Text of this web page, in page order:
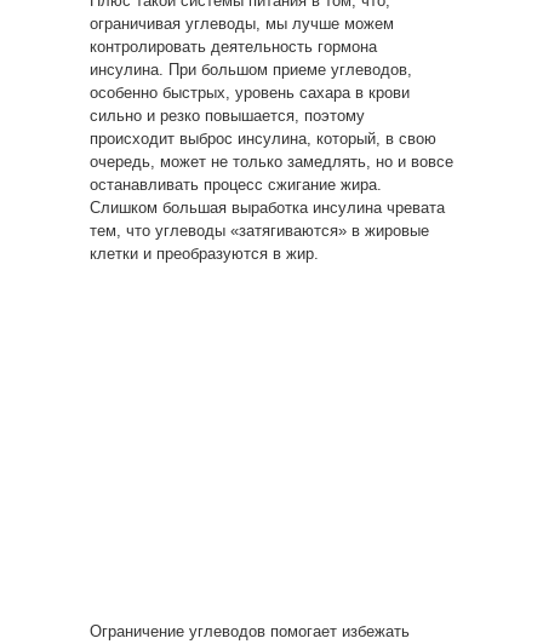
ограничивая углеводы, мы лучше можем
контролировать деятельность гормона
инсулина. При большом приеме углеводов,
особенно быстрых, уровень сахара в крови
сильно и резко повышается, поэтому
происходит выброс инсулина, который, в свою
очередь, может не только замедлять, но и вовсе
останавливать процесс сжигание жира.
Слишком большая выработка инсулина чревата
тем, что углеводы «затягиваются» в жировые
клетки и преобразуются в жир.
Ограничение углеводов помогает избежать